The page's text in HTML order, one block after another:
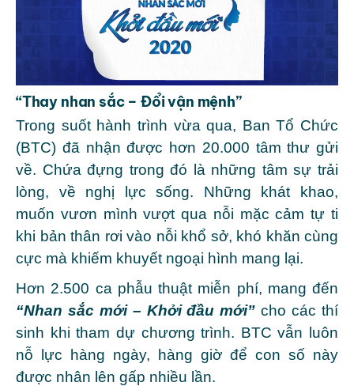
“Thay nhan sắc – Đổi vận mệnh”
Trong suốt hành trình vừa qua, Ban Tổ Chức
(BTC) đã nhận được hơn 20.000 tâm thư gửi
về. Chứa đựng trong đó là những tâm sự trải
lòng, về nghị lực sống. Những khát khao,
muốn vươn mình vượt qua nỗi mặc cảm tự ti
khi bản thân rơi vào nỗi khổ sở, khó khăn cùng
cực mà khiếm khuyết ngoại hình mang lại.
Hơn 2.500 ca phẫu thuật miễn phí, mang đến
“Nhan sắc mới – Khởi đầu mới” cho các thí
sinh khi tham dự chương trình. BTC vẫn luôn
nỗ lực hàng ngày, hàng giờ để con số này
được nhân lên gấp nhiều lần.